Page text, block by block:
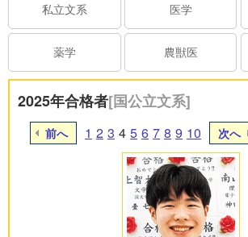
私立文系 医学
薬学 農獣医
2025年合格者[国公立文系]
前へ 1 2 3 4 5 6 7 8 9 10 次へ